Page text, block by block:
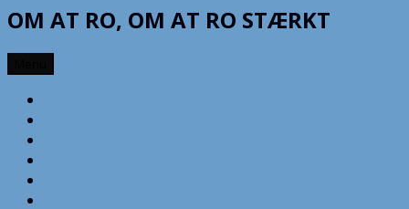
OM AT RO, OM AT RO STÆRKT